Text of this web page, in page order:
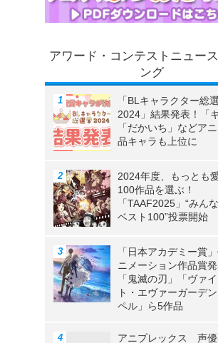
アワード・コンテストニュー
ング
「BLキャラクター総
2024」結果発表！「ギ
「だかいち」などア
品キャラも上位に
2024年度、もっとも
100作品を選ぶ！
「TAAF2025」“みん
ベスト100”投票開始
「日本アカデミー賞
ニメーション作品賞発
「鬼滅の刃」「ヴァ
ト・エヴァーガーデ
ペル」ら5作品
アニプレックス 声